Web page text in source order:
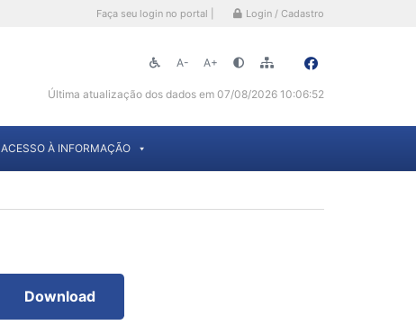
Faça seu login no portal | Login / Cadastro
A- A+
Última atualização dos dados em 07/08/2026 10:06:52
ACESSO À INFORMAÇÃO
Download